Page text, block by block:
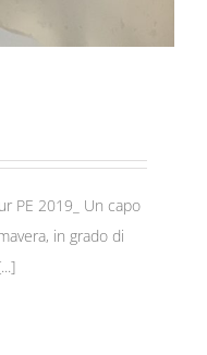
PE 2019_ Un capo
in grado di